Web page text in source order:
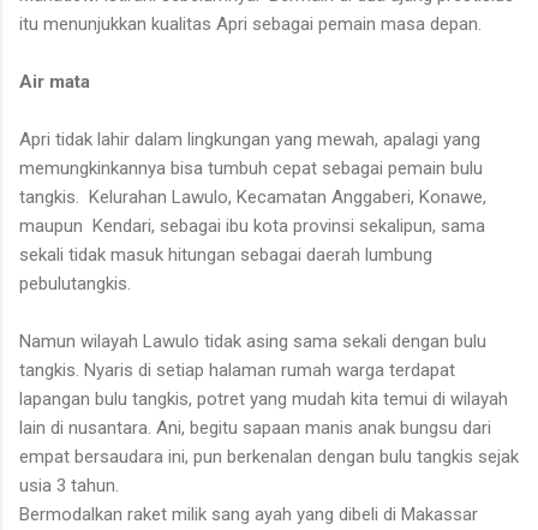
itu menunjukkan kualitas Apri sebagai pemain masa depan.
Air mata
Apri tidak lahir dalam lingkungan yang mewah, apalagi yang
memungkinkannya bisa tumbuh cepat sebagai pemain bulu
tangkis.
Kelurahan Lawulo, Kecamatan Anggaberi, Konawe,
maupun Kendari, sebagai ibu kota provinsi sekalipun, sama
sekali tidak masuk hitungan sebagai daerah lumbung
pebulutangkis.
Namun wilayah Lawulo tidak asing sama sekali dengan bulu
tangkis. Nyaris di setiap halaman rumah warga terdapat
lapangan bulu tangkis, potret yang mudah kita temui di wilayah
lain di nusantara. Ani, begitu sapaan manis anak bungsu dari
empat bersaudara ini, pun berkenalan dengan bulu tangkis sejak
usia 3 tahun.
Bermodalkan raket milik sang ayah yang dibeli di Makassar